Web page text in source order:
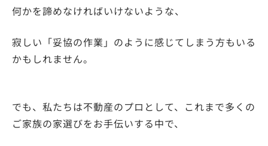
何かを諦めなければいけないような、
寂しい「妥協の作業」のように感じてしまう方もいる
かもしれません。
でも、私たちは不動産のプロとして、これまで多くの
ご家族の家選びをお手伝いする中で、